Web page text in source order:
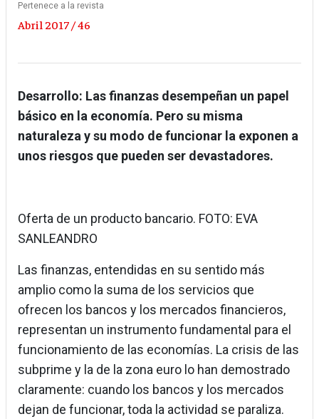
Pertenece a la revista
Abril 2017 / 46
Desarrollo: Las finanzas desempeñan un papel
básico en la economía. Pero su misma
naturaleza y su modo de funcionar la exponen a
unos riesgos que pueden ser devastadores.
Oferta de un producto bancario. FOTO: EVA
SANLEANDRO
Las finanzas, entendidas en su sentido más
amplio como la suma de los servicios que
ofrecen los bancos y los mercados financieros,
representan un instrumento fundamental para el
funcionamiento de las economías. La crisis de las
subprime y la de la zona euro lo han demostrado
claramente: cuando los bancos y los mercados
dejan de funcionar, toda la actividad se paraliza.